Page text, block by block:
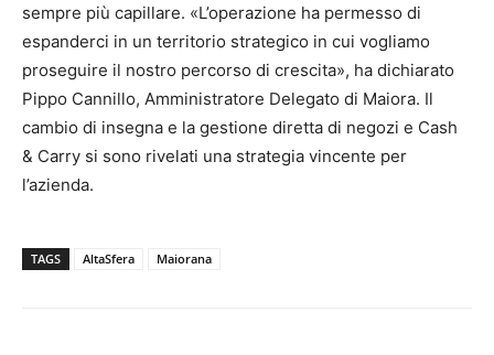
sempre più capillare. «L’operazione ha permesso di
espanderci in un territorio strategico in cui vogliamo
proseguire il nostro percorso di crescita», ha dichiarato
Pippo Cannillo, Amministratore Delegato di Maiora. Il
cambio di insegna e la gestione diretta di negozi e Cash
& Carry si sono rivelati una strategia vincente per
l’azienda.
TAGS AltaSfera Maiorana